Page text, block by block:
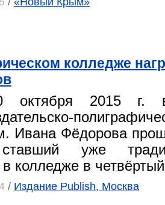
колледже
октября 2015 г.
Ивана Фёдорова
уже
колледже в
/ Издание Publish, Москва